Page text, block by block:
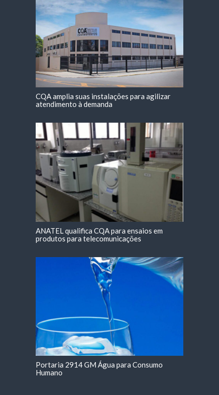
CQA amplia suas instalações para agilizar
atendimento à demanda
ANATEL qualifica CQA para ensaios em
produtos para telecomunicações
Portaria 2914 GM Água para Consumo
Humano